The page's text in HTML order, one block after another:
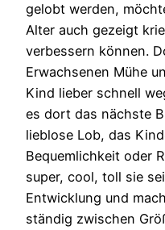
gelobt werden,
Alter auch gezeigt
verbessern können.
Erwachsenen Mühe
Kind lieber schnell
es dort das nächste
lieblose Lob, das
Bequemlichkeit oder
super, cool, toll sie
Entwicklung und
ständig zwischen